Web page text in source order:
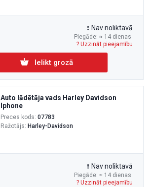
Piegāde: ≈ 14 dienas
Nav noliktavā
? Uzzināt pieejamību
Ielikt grozā
Auto lādētāja vads Harley Davidson
Iphone
Preces kods: 07783
Ražotājs: Harley-Davidson
Piegāde: ≈ 14 dienas
Nav noliktavā
? Uzzināt pieejamību